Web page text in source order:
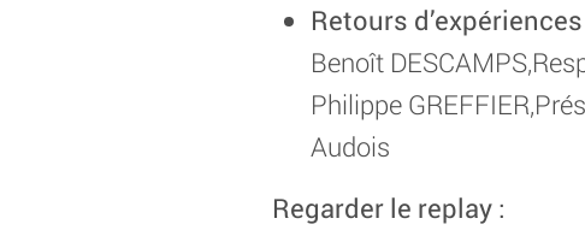
Retours
Benoît
Philippe
Audois
Regarder le replay :